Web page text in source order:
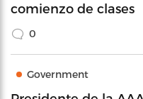
comienzo de clases
0
Government